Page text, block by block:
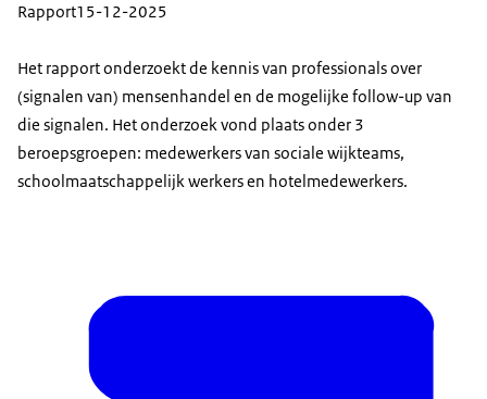
Rapport15-12-2025
Het rapport onderzoekt de kennis van professionals over
(signalen van) mensenhandel en de mogelijke follow-up van
die signalen. Het onderzoek vond plaats onder 3
beroepsgroepen: medewerkers van sociale wijkteams,
schoolmaatschappelijk werkers en hotelmedewerkers.